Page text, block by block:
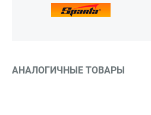
АНАЛОГИЧНЫЕ ТОВАРЫ